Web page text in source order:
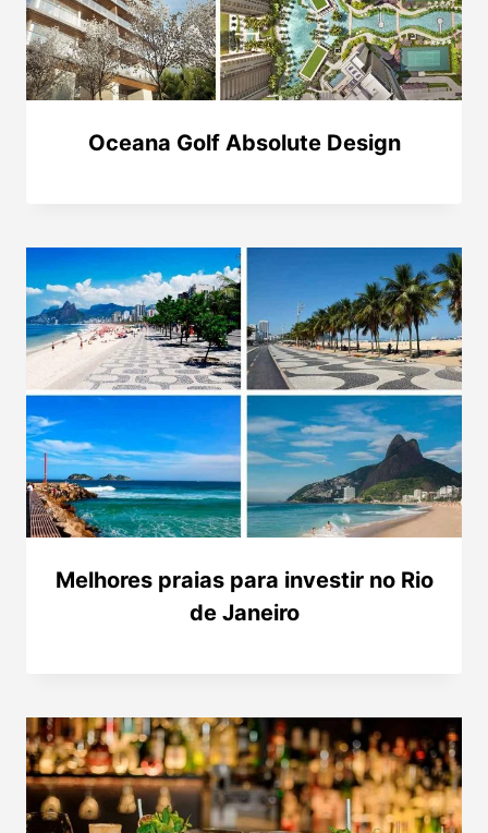
Oceana Golf Absolute Design
Melhores praias para investir no Rio
de Janeiro